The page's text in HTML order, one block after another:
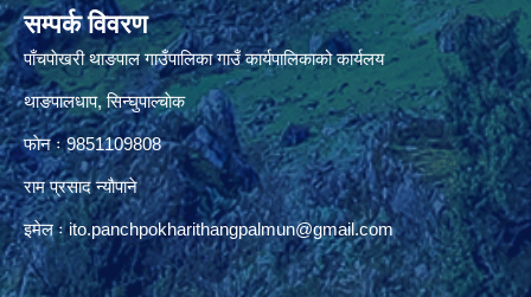
सम्पर्क विवरण
पाँचपाेखरी थाङपाल गाउँपालिका गाउँ कार्यपालिकाको कार्यलय
थाङपालधाप, सिन्घुपाल्चाेक
फाेन ः 9851109808
राम प्रसाद न्याैपाने
इमेल ःito.panchpokharithangpalmun@gmail.com